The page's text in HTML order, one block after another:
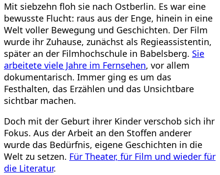
Mit siebzehn floh sie nach Ostberlin. Es war eine
bewusste Flucht: raus aus der Enge, hinein in eine
Welt voller Bewegung und Geschichten. Der Film
wurde ihr Zuhause, zunächst als Regieassistentin,
später an der Filmhochschule in Babelsberg. Sie
arbeitete viele Jahre im Fernsehen, vor allem
dokumentarisch. Immer ging es um das
Festhalten, das Erzählen und das Unsichtbare
sichtbar machen.
Doch mit der Geburt ihrer Kinder verschob sich ihr
Fokus. Aus der Arbeit an den Stoffen anderer
wurde das Bedürfnis, eigene Geschichten in die
Welt zu setzen. Für Theater, für Film und wieder für
die Literatur.